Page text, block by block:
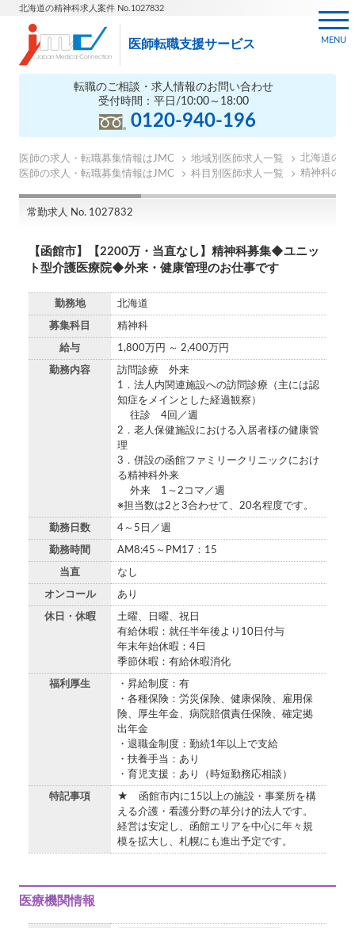
北海道の精神科求人案件 No.1027832
医師転職支援サービス
転職のご相談・求人情報のお問い合わせ
受付時間：平日/10:00～18:00
0120-940-196
MENU
医師の求人・転職募集情報はJMC 地域別医師求人一覧
北海道の医
医師の求人・転職募集情報はJMC
科目別医師求人一覧 精神科の医
常勤求人 No. 1027832
【函館市】【2200万・当直なし】精神科募集◆ユニッ
ト型介護医療院◆外来・健康管理のお仕事です
勤務地 北海道
募集科目 精神科
給与 1,800万円 ～ 2,400万円
勤務内容
訪問診療 外来
1．法人内関連施設への訪問診療（主には認
知症をメインとした経過観察）
往診 4回／週
2．老人保健施設における入居者様の健康管
理
3．併設の函館ファミリークリニックにおけ
る精神科外来
外来 1～2コマ／週
※担当数は2と3合わせて、20名程度です。
勤務日数 4～5日／週
勤務時間 AM8:45～PM17：15
当直 なし
オンコール あり
休日・休暇
土曜、日曜、祝日
有給休暇：就任半年後より10日付与
年末年始休暇：4日
季節休暇：有給休暇消化
福利厚生
・昇給制度：有
・各種保険：労災保険、健康保険、雇用保
険、厚生年金、病院賠償責任保険、確定拠
出年金
・退職金制度：勤続1年以上で支給
・扶養手当：あり
・育児支援：あり（時短勤務応相談）
特記事項
★ 函館市内に15以上の施設・事業所を構
える介護・看護分野の草分け的法人です。
経営は安定し、函館エリアを中心に年々規
模を拡大し、札幌にも進出予定です。
医療機関情報